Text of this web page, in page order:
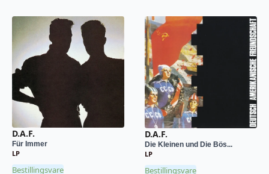
D.A.F.
Für Immer
LP
Bestillingsvare
D.A.F.
Die Kleinen und Die Bös...
LP
Bestillingsvare